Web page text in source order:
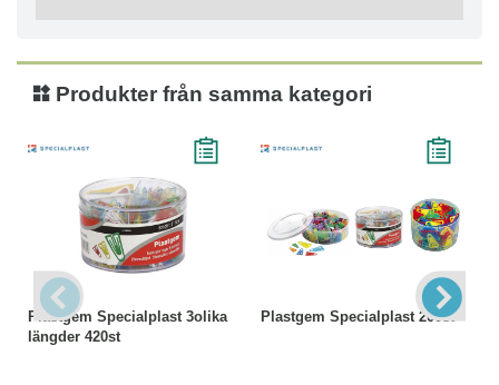
Produkter från samma kategori
Plastgem Specialplast 3olika
längder 420st
Plastgem Specialplast 200st